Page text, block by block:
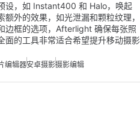
设，如 Instant400 和 Halo，唤起
外的效果，如光泄漏和颗粒纹理，
边框的选项，Afterlight 确保每张照
面的工具非常适合希望提升移动摄影
编辑器安卓摄影摄影编辑